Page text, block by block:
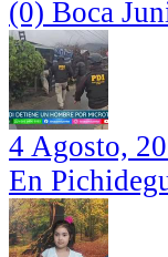
(0) Boca
4 Agosto,
En